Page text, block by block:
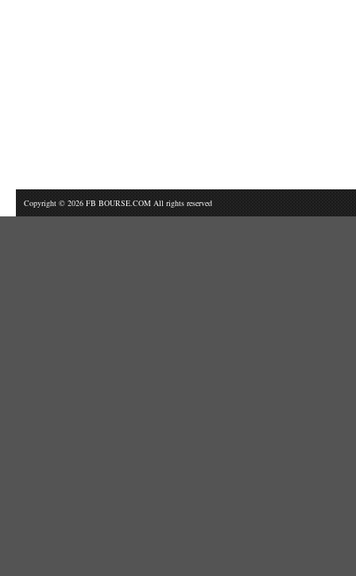
Copyright © 2026 FB BOURSE.COM All rights reserved